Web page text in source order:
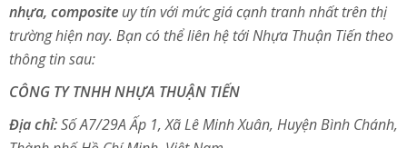
nhựa, composite uy tín với mức giá cạnh tranh nhất trên thị
trường hiện nay. Bạn có thể liên hệ tới Nhựa Thuận Tiến theo
thông tin sau:
CÔNG TY TNHH NHỰA THUẬN TIẾN
Địa chỉ:Số A7/29A Ấp 1, Xã Lê Minh Xuân, Huyện Bình Chánh,